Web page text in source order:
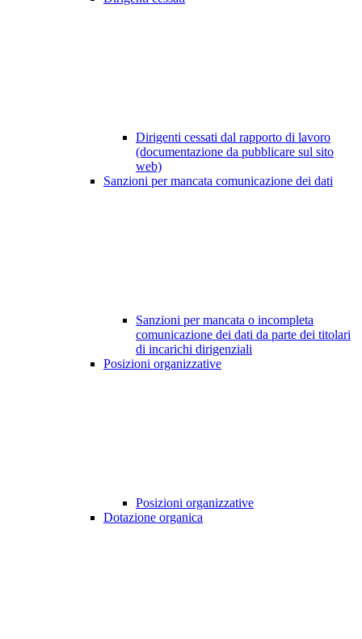
Dirigenti cessati dal rapporto di lavoro
(documentazione da pubblicare sul sito
web)
Sanzioni per mancata comunicazione dei dati
Sanzioni per mancata o incompleta
comunicazione dei dati da parte dei titolari
di incarichi dirigenziali
Posizioni organizzative
Posizioni organizzative
Dotazione organica